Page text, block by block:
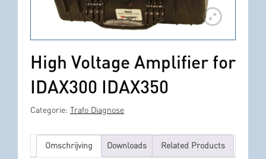
High Voltage Amplifier for
IDAX300 IDAX350
Categorie: Trafo Diagnose
Omschrijving Downloads Related Products